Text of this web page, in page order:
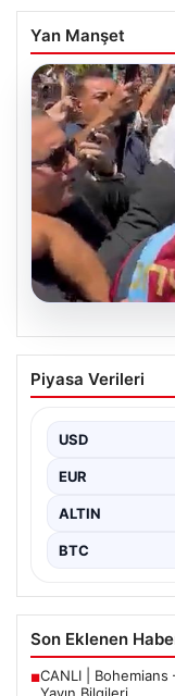
Yan Manşet
05.08.2026
Mohamed
Başarı
önemli bir dönüm
hücum…
Piyasa Verileri
USD
EUR
ALTIN
BTC
Son Eklenen
■CANLI | Bohemians